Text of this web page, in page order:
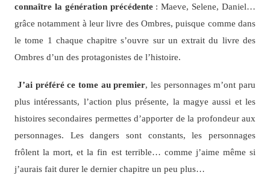
connaître la génération précédente: Maeve, Selene, Daniel…
grâce notamment à leur livre des Ombres, puisque comme dans
le tome 1 chaque chapitre s’ouvre sur un extrait du livre des
Ombres d’un des protagonistes de l’histoire.
J’ai préféré ce tome au premier, les personnages m’ont paru
plus intéressants, l’action plus présente, la magye aussi et les
histoires secondaires permettes d’apporter de la profondeur aux
personnages. Les dangers sont constants, les personnages
frôlent la mort, et la fin est terrible… comme j’aime même si
j’aurais fait durer le dernier chapitre un peu plus…